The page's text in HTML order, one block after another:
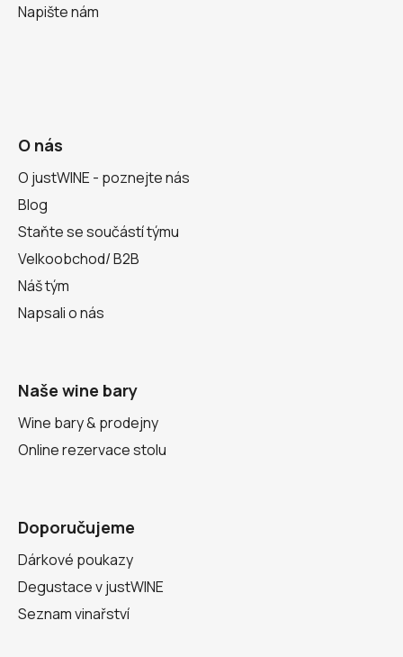
Napište nám
O nás
O justWINE - poznejte nás
Blog
Staňte se součástí týmu
Velkoobchod/ B2B
Náš tým
Napsali o nás
Naše wine bary
Wine bary & prodejny
Online rezervace stolu
Doporučujeme
Dárkové poukazy
Degustace v justWINE
Seznam vinařství